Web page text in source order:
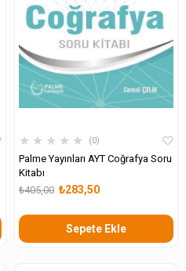
★ ★ ★ ★ ★ 0
Palme Yayınları AYT Coğrafya Soru
Kitabı
₺283,50
₺405,00
Sepete Ekle